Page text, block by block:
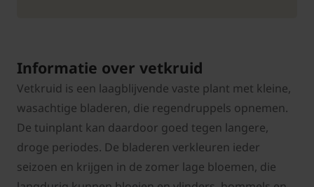
Informatie over vetkruid
Vetkruid is een laagblijvende vaste plant met kleine,
wasachtige bladeren, die regendruppels opnemen.
De tuinplant kan daardoor goed tegen langere,
droge periodes. De bladeren verkleuren ieder
seizoen en krijgen in de zomer lage bloemen, die